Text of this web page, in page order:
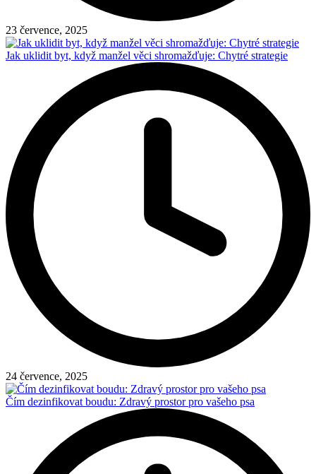
23 července, 2025
Jak uklidit byt, když manžel věci shromažďuje: Chytré strategie
24 července, 2025
Čím dezinfikovat boudu: Zdravý prostor pro vašeho psa